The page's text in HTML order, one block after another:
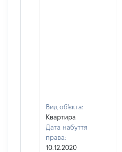
Вид об'єкта:
Квартира
Дата набуття
права:
10.12.2020